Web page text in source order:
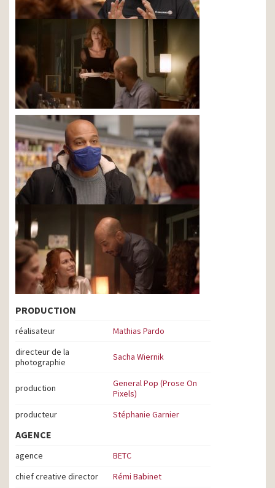
PRODUCTION
réalisateur
Mathias Pardo
directeur de la
photographie
Sacha Wiernik
production
General Pop (Prose On
Pixels)
producteur
Stéphanie Garnier
AGENCE
agence
BETC
chief creative director
Rémi Babinet